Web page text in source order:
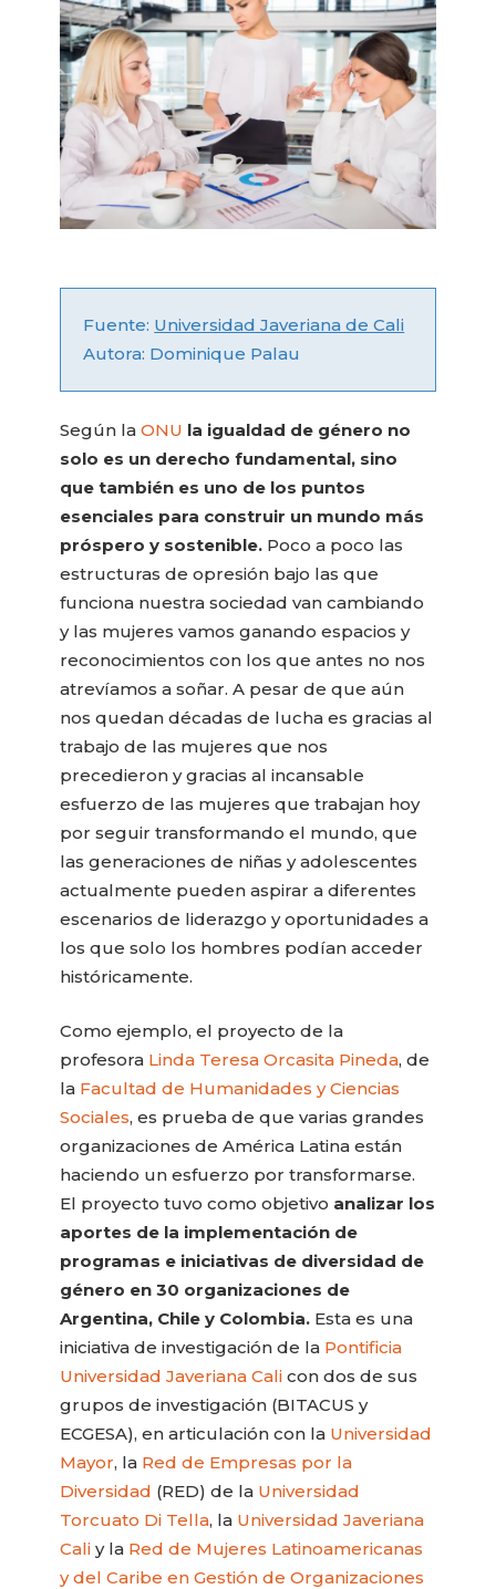
Fuente: Universidad Javeriana de Cali
Autora: Dominique Palau
Según laONU la igualdad de género no
solo es un derecho fundamental, sino
que también es uno de los puntos
esenciales para construir un mundo más
próspero y sostenible. Poco a poco las
estructuras de opresión bajo las que
funciona nuestra sociedad van cambiando
y las mujeres vamos ganando espacios y
reconocimientos con los que antes no nos
atrevíamos a soñar. A pesar de que aún
nos quedan décadas de lucha es gracias al
trabajo de las mujeres que nos
precedieron y gracias al incansable
esfuerzo de las mujeres que trabajan hoy
por seguir transformando el mundo, que
las generaciones de niñas y adolescentes
actualmente pueden aspirar a diferentes
escenarios de liderazgo y oportunidades a
los que solo los hombres podían acceder
históricamente.
Como ejemplo, el proyecto de la
profesora Linda Teresa Orcasita Pineda, de
la Facultad de Humanidades y Ciencias
Sociales, es prueba de que varias grandes
organizaciones de América Latina están
haciendo un esfuerzo por transformarse.
El proyecto tuvo como objetivo analizar los
aportes de la implementación de
programas e iniciativas de diversidad de
género en 30 organizaciones de
Argentina, Chile y Colombia. Esta es una
iniciativa de investigación de la Pontificia
Universidad Javeriana Cali con dos de sus
grupos de investigación (BITACUS y
ECGESA), en articulación con la Universidad
Mayor, la Red de Empresas por la
Diversidad (RED) de la Universidad
Torcuato Di Tella, la Universidad Javeriana
Cali y la Red de Mujeres Latinoamericanas
y del Caribe en Gestión de Organizaciones